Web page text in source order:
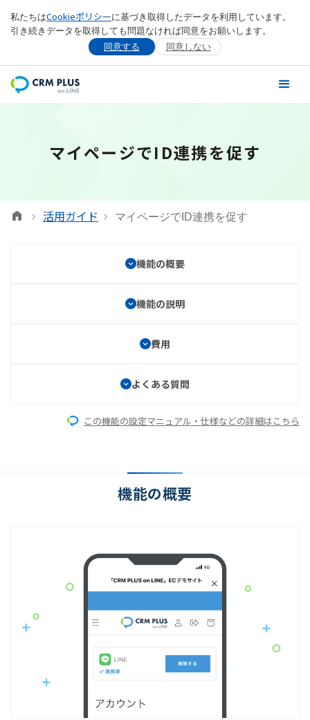
私たちはCookieポリシーに基づき取得したデータを利用しています。
引き続きデータを取得しても問題なければ同意をお願いします。
同意する
同意しない
マイページでID連携を促す
活用ガイド マイページでID連携を促す
機能の概要
機能の説明
費用
よくある質問
この機能の設定マニュアル・仕様などの詳細はこちら
機能の概要